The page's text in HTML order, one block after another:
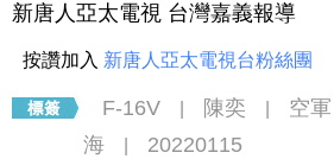
新唐人亞太電視 台灣嘉義報導
按讚加入 新唐人亞太電視台粉絲團
F-16V 陳奕 空軍
海
20220115